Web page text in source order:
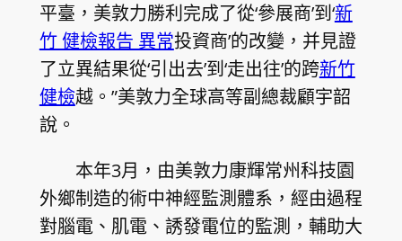
平臺，美敦力勝利完成了從‘參展商’到‘新
竹 健檢報告 異常投資商’的改變，并見證
了立異結果從‘引出去’到‘走出往’的跨新竹
健檢越。”美敦力全球高等副總裁顧宇韶
說。
本年3月，由美敦力康輝常州科技園
外鄉制造的術中神經監測體系，經由過程
對腦電、肌電、誘發電位的監測，輔助大